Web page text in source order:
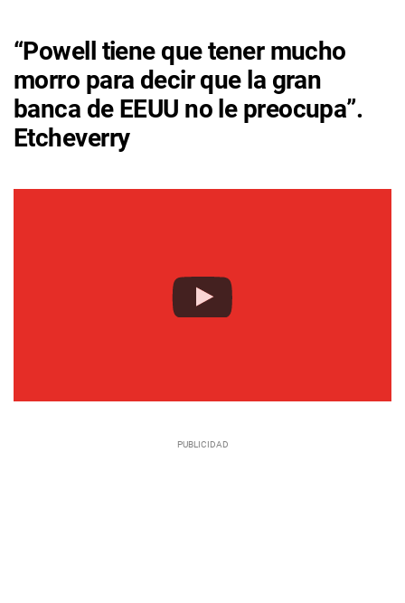
“Powell tiene que tener mucho
morro para decir que la gran
banca de EEUU no le preocupa”.
Etcheverry